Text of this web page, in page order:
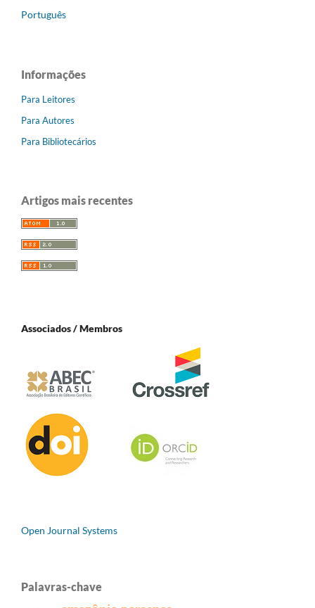
Português
Informações
Para Leitores
Para Autores
Para Bibliotecários
Artigos mais recentes
Associados / Membros
Open Journal Systems
Palavras-chave